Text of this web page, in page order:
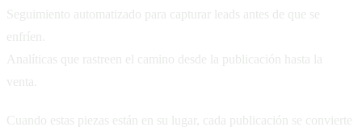
Seguimiento automatizado para capturar leads antes de que se
enfríen.
Analíticas que rastreen el camino desde la publicación hasta la
venta.
Cuando estas piezas están en su lugar, cada publicación se convierte